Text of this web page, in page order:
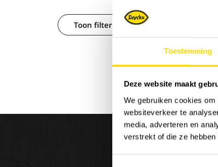
Toestemming
Deze website maakt
We gebruiken cookies
websiteverkeer te
media, adverteren en
verstrekt of die ze
Toon filters